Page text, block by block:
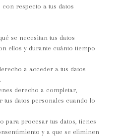
respecto a tus datos
se necesitan tus datos
ellos y durante cuánto tiempo
a acceder a tus datos
derecho a completar,
datos personales cuando lo
para procesar tus datos, tienes
y a que se eliminen